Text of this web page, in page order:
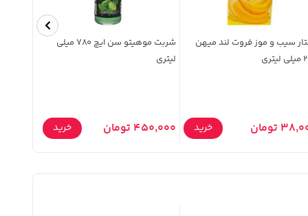
سیب و موز فروت لند میهن
تومان خرید
شربت موهیتو سن ایچ 780 میلی
لیتری
450,000 تومان خرید